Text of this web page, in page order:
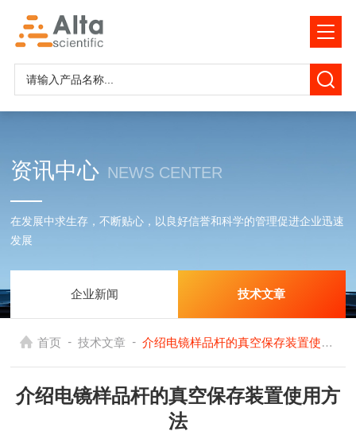
资讯中心 NEWS CENTER
在发展中求生存，不断贴心，以良好信誉和科学的管理促进企业迅速
发展
企业新闻 技术文章
首页 - 技术文章 - 介绍电镜样品杆的真空保存装置使用方法
介绍电镜样品杆的真空保存装置使用方
法